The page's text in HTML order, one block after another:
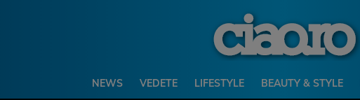
NEWS VEDETE LIFESTYLE BEAUTY & STYLE